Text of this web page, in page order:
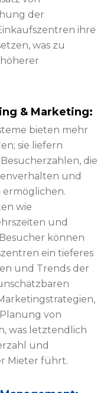
der
ihre
was zu
& Marketing:
bieten mehr
sie liefern
die
und
ermöglichen.
wie
und
können
ein tieferes
und Trends der
von
was letztendlich
und
Mieter führt.